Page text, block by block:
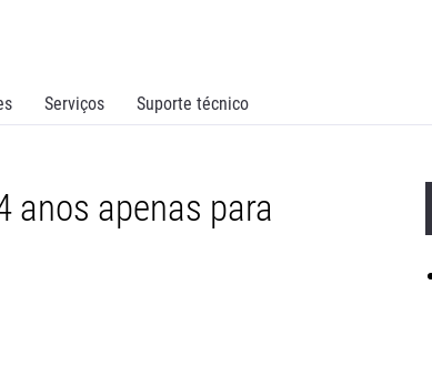
Serviços Suporte técnico
anos apenas para